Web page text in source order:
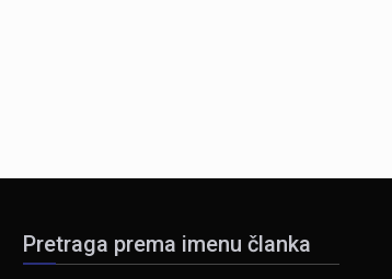
Pretraga prema imenu članka